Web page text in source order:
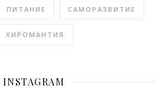
ПИТАНИЕ САМОРАЗВИТИЕ
ХИРОМАНТИЯ
INSTAGRAM